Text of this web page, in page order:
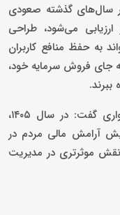
سال‌های گذشته صعودی
می‌شود، طراحی
به حفظ منافع کاربران
جای فروش سرمایه خود،
ببرند.
عسگرخانی همچنین در پایان با ابراز امیدواری گفت: در سال ۱۴۰۵،
آرامش مالی مردم در
موثرتری در مدیریت